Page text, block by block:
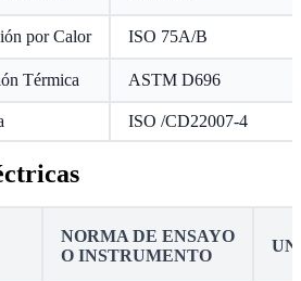
por Calor ISO 75A/B
Térmica ASTM D696
ISO /CD22007-4
NORMA DE ENSAYO
O INSTRUMENTO